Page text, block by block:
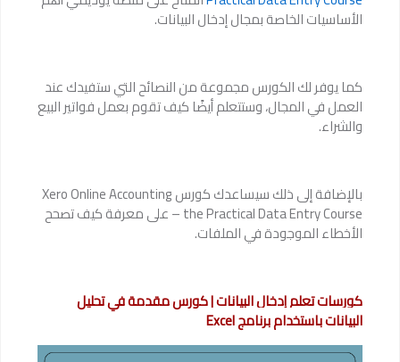
الأساسيات الخاصة بمجال إدخال البيانات.
كما يوفر لك الكورس مجموعة من النصائح التي ستفيدك عند
العمل في المجال، وستتعلم أيضًا كيف تقوم بعمل فواتير البيع
والشراء.
بالإضافة إلى ذلك سيساعدك كورس Xero Online Accounting
– the Practical Data Entry Course على معرفة كيف تصحح
الأخطاء الموجودة في الملفات.
كورسات تعلم إدخال البيانات | كورس مقدمة في تحليل
البيانات باستخدام برنامج Excel